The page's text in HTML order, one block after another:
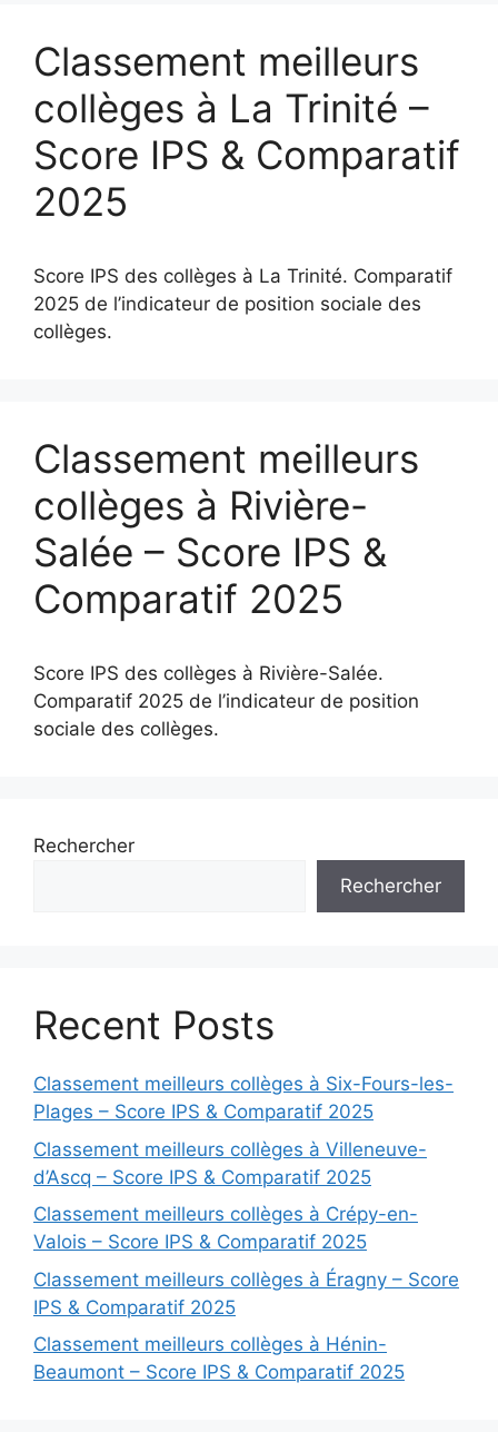
Classement meilleurs
collèges à La Trinité –
Score IPS & Comparatif
2025
Score IPS des collèges à La Trinité. Comparatif
2025 de l’indicateur de position sociale des
collèges.
Classement meilleurs
collèges à Rivière-
Salée – Score IPS &
Comparatif 2025
Score IPS des collèges à Rivière-Salée.
Comparatif 2025 de l’indicateur de position
sociale des collèges.
Rechercher
Rechercher
Recent Posts
Classement meilleurs collèges à Six-Fours-les-
Plages – Score IPS & Comparatif 2025
Classement meilleurs collèges à Villeneuve-
d’Ascq – Score IPS & Comparatif 2025
Classement meilleurs collèges à Crépy-en-
Valois – Score IPS & Comparatif 2025
Classement meilleurs collèges à Éragny – Score
IPS & Comparatif 2025
Classement meilleurs collèges à Hénin-
Beaumont – Score IPS & Comparatif 2025